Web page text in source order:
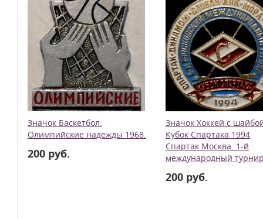
Значок Баскетбол.
Олимпийские надежды 1968.
200 руб.
Значок Хоккей с
Кубок Спартака 1994
Спартак Москва. 1-й
международный
200 руб.